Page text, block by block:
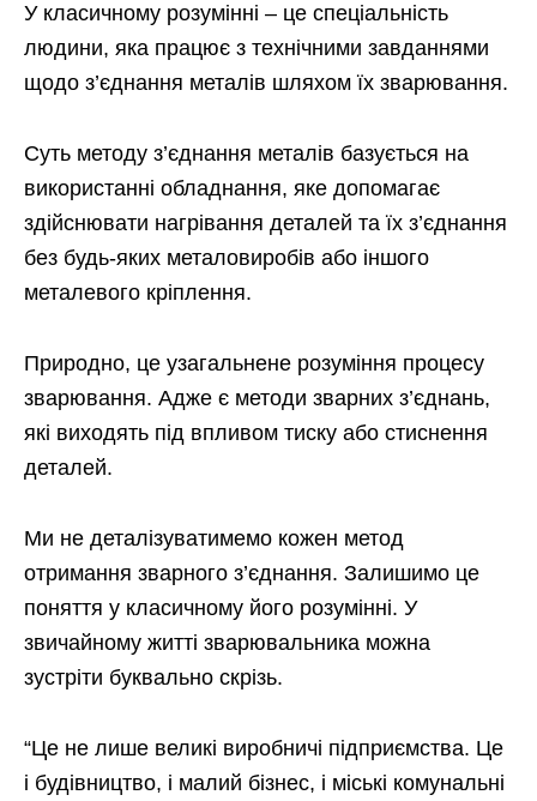
У класичному розумінні – це спеціальність
людини, яка працює з технічними завданнями
щодо з’єднання металів шляхом їх зварювання.
Суть методу з’єднання металів базується на
використанні обладнання, яке допомагає
здійснювати нагрівання деталей та їх з’єднання
без будь-яких металовиробів або іншого
металевого кріплення.
Природно, це узагальнене розуміння процесу
зварювання. Адже є методи зварних з’єднань,
які виходять під впливом тиску або стиснення
деталей.
Ми не деталізуватимемо кожен метод
отримання зварного з’єднання. Залишимо це
поняття у класичному його розумінні. У
звичайному житті зварювальника можна
зустріти буквально скрізь.
“Це не лише великі виробничі підприємства. Це
і будівництво, і малий бізнес, і міські комунальні